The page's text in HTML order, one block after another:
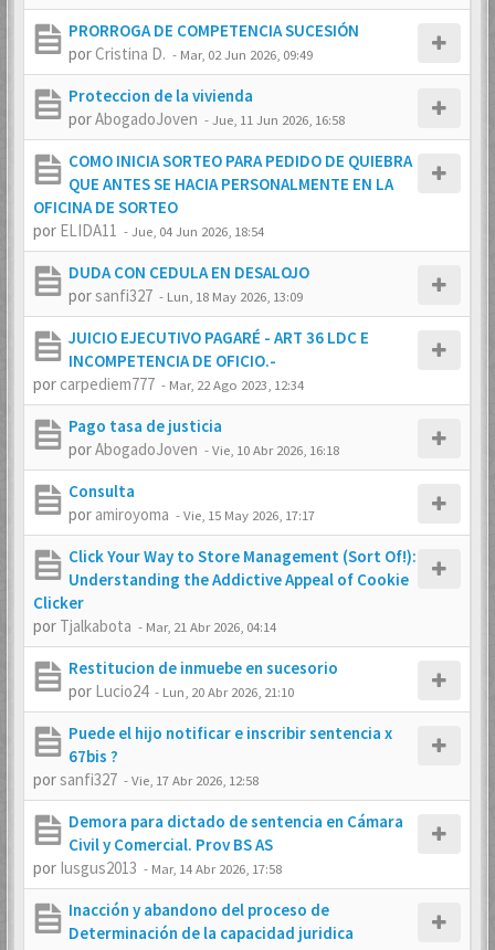
PRORROGA DE COMPETENCIA SUCESIÓN
porCristina D. - Mar, 02 Jun 2026, 09:49
Proteccion de la vivienda
porAbogadoJoven -Jue, 11 Jun 2026, 16:58
COMO INICIA SORTEO PARA PEDIDO DE QUIEBRA
QUE ANTES SE HACIA PERSONALMENTE EN LA
OFICINA DE SORTEO
por ELIDA11 -Jue, 04 Jun 2026, 18:54
DUDA CON CEDULA EN DESALOJO
porsanfi327 - Lun, 18 May 2026, 13:09
JUICIO EJECUTIVO PAGARÉ - ART 36 LDC E
INCOMPETENCIA DE OFICIO.-
por carpediem777 - Mar, 22 Ago 2023, 12:34
Pago tasa de justicia
porAbogadoJoven -Vie, 10 Abr 2026, 16:18
Consulta
por amiroyoma -Vie, 15 May 2026, 17:17
Click Your Way to Store Management (Sort Of!):
Understanding the Addictive Appeal of Cookie
Clicker
por Tjalkabota - Mar, 21 Abr 2026, 04:14
Restitucion de inmuebe en sucesorio
por Lucio24 - Lun, 20 Abr 2026, 21:10
Puede el hijo notificar e inscribir sentencia x
67bis ?
porsanfi327 -Vie, 17 Abr 2026, 12:58
Demora para dictado de sentencia en Cámara
Civil y Comercial. Prov BS AS
por Iusgus2013 - Mar, 14 Abr 2026, 17:58
Inacción y abandono del proceso de
Determinación de la capacidad juridica